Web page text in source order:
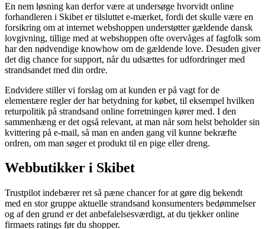
En nem løsning kan derfor være at undersøge hvorvidt online
forhandleren i Skibet er tilsluttet e-mærket, fordi det skulle være en
forsikring om at internet webshoppen understøtter gældende dansk
lovgivning, tillige med at webshoppen ofte overvåges af fagfolk som
har den nødvendige knowhow om de gældende love. Desuden giver
det dig chance for support, når du udsættes for udfordringer med
strandsandet med din ordre.
Endvidere stiller vi forslag om at kunden er på vagt for de
elementære regler der har betydning for købet, til eksempel hvilken
returpolitik på strandsand online forretningen kører med. I den
sammenhæng er det også relevant, at man når som helst beholder sin
kvittering på e-mail, så man en anden gang vil kunne bekræfte
ordren, om man søger et produkt til en pige eller dreng.
Webbutikker i Skibet
Trustpilot indebærer ret så pæne chancer for at gøre dig bekendt
med en stor gruppe aktuelle strandsand konsumenters bedømmelser
og af den grund er det anbefalelsesværdigt, at du tjekker online
firmaets ratings før du shopper.